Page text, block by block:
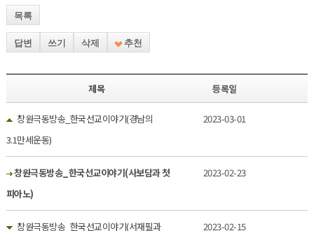
목록
답변 쓰기 삭제 추천
제목 등록일
창원극동방송_한국선교이야기(경남의
3.1만세운동)
2023-03-01
창원극동방송_한국선교이야기(사보담과 첫
피아노)
2023-02-23
창원극동방송_한국선교이야기(서재필과 2023-02-15